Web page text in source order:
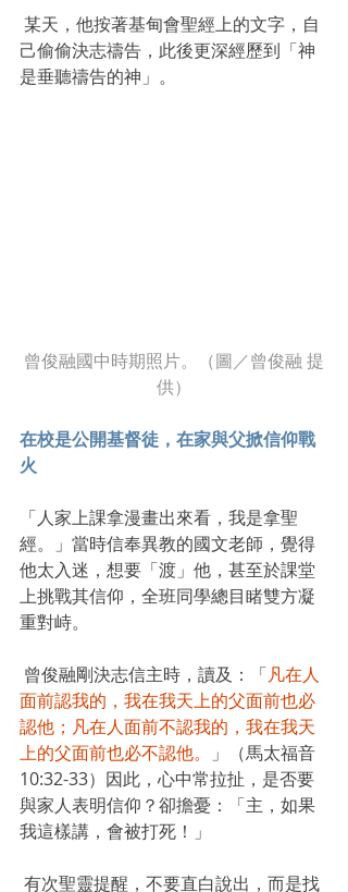
己偷偷決志禱告，此後更深經歷到「神
是垂聽禱告的神」。
曾俊融國中時期照片。（圖／曾俊融 提
供）
在校是公開基督徒，在家與父掀信仰戰
火
「人家上課拿漫畫出來看，我是拿聖
經。」當時信奉異教的國文老師，覺得
他太入迷，想要「渡」他，甚至於課堂
上挑戰其信仰，全班同學總目睹雙方凝
重對峙。
曾俊融剛決志信主時，讀及：「凡在人
面前認我的，我在我天上的父面前也必
認他；凡在人面前不認我的，我在我天
上的父面前也必不認他。
」（馬太福音
10:32-33）因此，心中常拉扯，是否要
與家人表明信仰？卻擔憂：「主，如果
我這樣講，會被打死！」